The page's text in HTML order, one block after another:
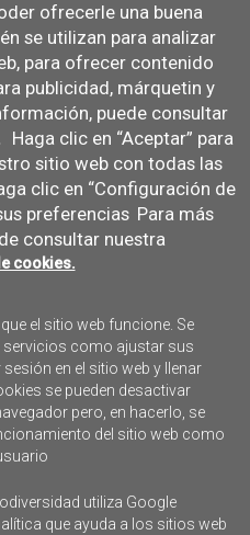
ofrecerle una buena
se utilizan para analizar
para ofrecer contenido
publicidad, márquetin y
puede consultar
Haga clic en “Aceptar” para
sitio web con todas las
clic en “Configuración de
preferencias Para más
consultar nuestra
cookies.
el sitio web funcione. Se
servicios como ajustar sus
en el sitio web y llenar
se pueden desactivar
pero, en hacerlo, se
del sitio web como
utiliza Google
que ayuda a los sitios web